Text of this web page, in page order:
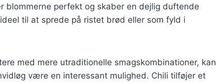
blommerne perfekt og skaber en dejlig duftende
til at sprede på ristet brød eller som fyld i
med mere utraditionelle smagskombinationer, kan
være en interessant mulighed. Chili tilføjer et